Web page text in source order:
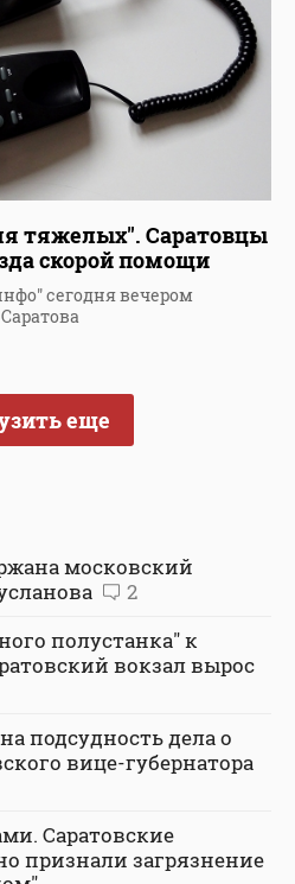
тяжелых". Саратовцы
скорой помощи
сегодня вечером
еще
московский
2
полустанка" к
вокзал вырос
подсудность дела о
вице-губернатора
Саратовские
признали загрязнение